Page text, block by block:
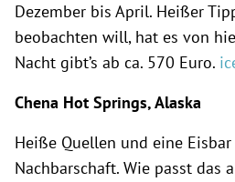
Dezember bis April. Heißer
beobachten will, hat es von
Nacht gibt’s ab ca. 570 Euro.
Chena Hot Springs, Alaska
Heiße Quellen und eine
Nachbarschaft. Wie passt das